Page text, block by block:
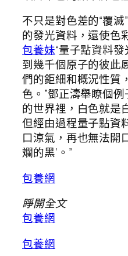
不只是對色差的“覆
的發光資料，還使色
包養妹“量子點資料
到幾千個原子的彼此
們的鉅細和概況性質
色。”鄧正濤舉瞭個
的世界裡，白色就是
但經由過程量子點資
口涼氣，再也無法開
斕的黑’。”
包養網
睜開全文
包養網
包養網